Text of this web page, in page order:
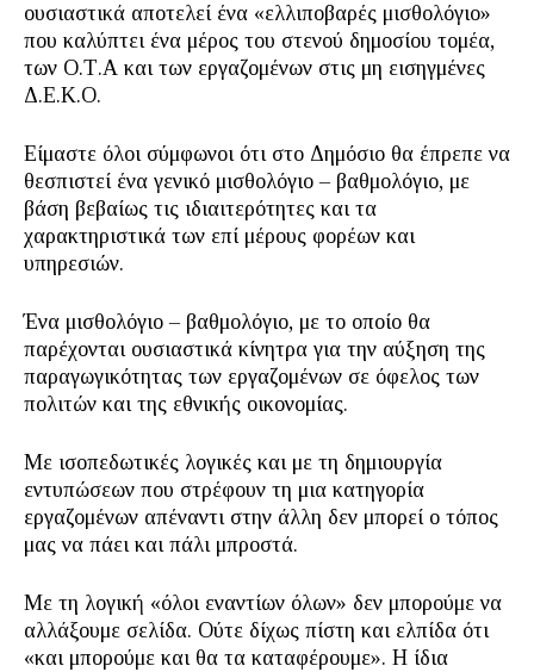
ουσιαστικά αποτελεί ένα «ελλιποβαρές μισθολόγιο»
που καλύπτει ένα μέρος του στενού δημοσίου τομέα,
των Ο.Τ.Α και των εργαζομένων στις μη εισηγμένες
Δ.Ε.Κ.Ο.
Είμαστε όλοι σύμφωνοι ότι στο Δημόσιο θα έπρεπε να
θεσπιστεί ένα γενικό μισθολόγιο – βαθμολόγιο, με
βάση βεβαίως τις ιδιαιτερότητες και τα
χαρακτηριστικά των επί μέρους φορέων και
υπηρεσιών.
Ένα μισθολόγιο – βαθμολόγιο, με το οποίο θα
παρέχονται ουσιαστικά κίνητρα για την αύξηση της
παραγωγικότητας των εργαζομένων σε όφελος των
πολιτών και της εθνικής οικονομίας.
Με ισοπεδωτικές λογικές και με τη δημιουργία
εντυπώσεων που στρέφουν τη μια κατηγορία
εργαζομένων απέναντι στην άλλη δεν μπορεί ο τόπος
μας να πάει και πάλι μπροστά.
Με τη λογική «όλοι εναντίων όλων» δεν μπορούμε να
αλλάξουμε σελίδα. Ούτε δίχως πίστη και ελπίδα ότι
«και μπορούμε και θα τα καταφέρουμε». Η ίδια